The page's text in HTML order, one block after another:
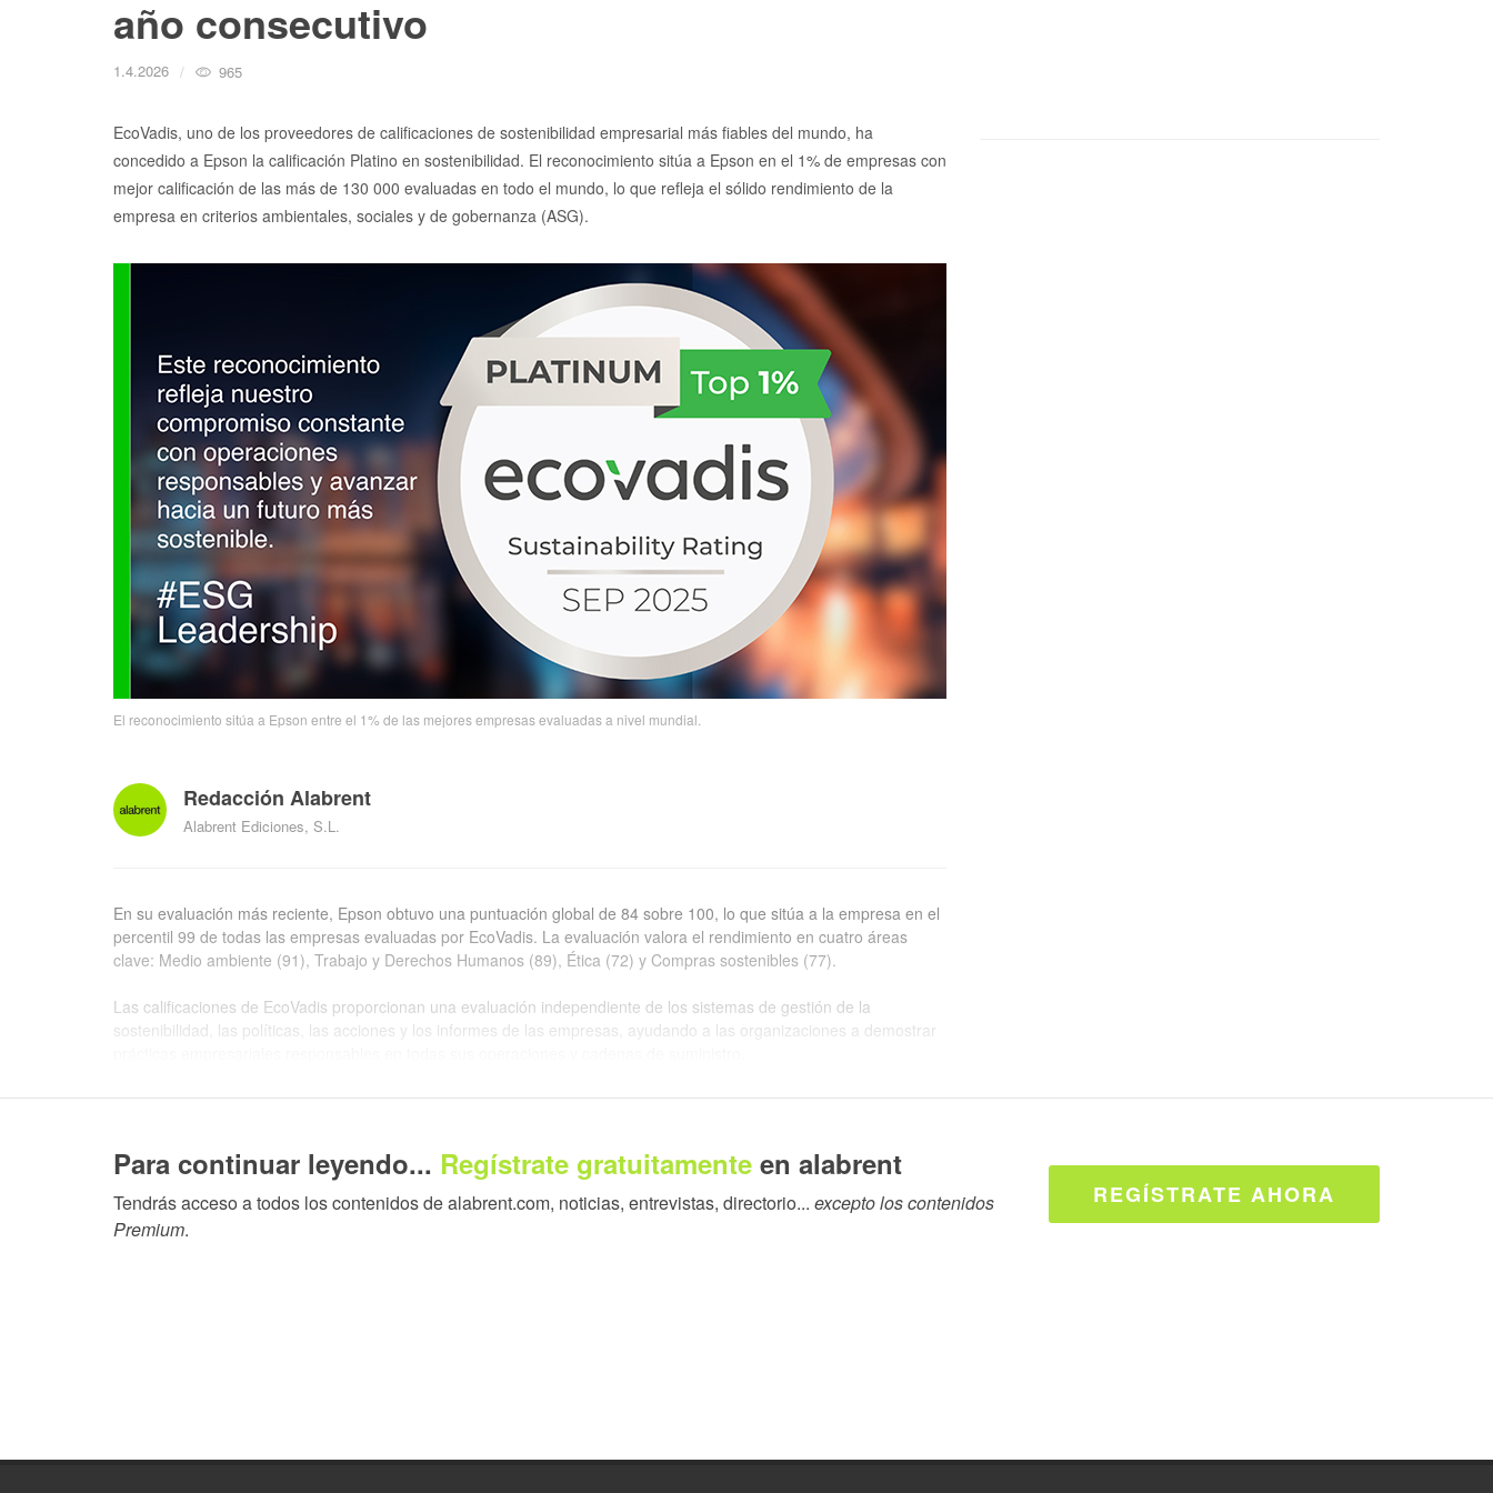
año consecutivo
1.4.2026 965
EcoVadis, uno de los proveedores de calificaciones de sostenibilidad empresarial más fiables del mundo, ha
concedido a Epson la calificación Platino en sostenibilidad. El reconocimiento sitúa a Epson en el 1% de empresas con
mejor calificación de las más de 130 000 evaluadas en todo el mundo, lo que refleja el sólido rendimiento de la
empresa en criterios ambientales, sociales y de gobernanza (ASG).
El reconocimiento sitúa a Epson entre el 1% de las mejores empresas evaluadas a nivel mundial.
Redacción Alabrent
Alabrent Ediciones, S.L.
En su evaluación más reciente, Epson obtuvo una puntuación global de 84 sobre 100, lo que sitúa a la empresa en el
percentil 99 de todas las empresas evaluadas por EcoVadis. La evaluación valora el rendimiento en cuatro áreas
clave: Medio ambiente (91), Trabajo y Derechos Humanos (89), Ética (72) y Compras sostenibles (77).
Las calificaciones de EcoVadis proporcionan una evaluación independiente de los sistemas de gestión de la
sostenibilidad, las políticas, las acciones y los informes de las empresas, ayudando a las organizaciones a demostrar
Para Takanori Inaho, Presidente de Epson Europe, "Alcanzar una vez más la categoría Platino de EcoVadis es un
diseñamos productos, gestionamos nuestro negocio y nos relacionamos con nuestros partners y clientes."
La estrategia de sostenibilidad de Epson se guía por su Visión Medioambiental 2050, cuyo objetivo es que la empresa
llegue a ser carbono negativa y libre de recursos del subsuelo. Mediante la innovación continua y las mejoras
Para continuar leyendo... Regístrate gratuitamente en alabrent
Tendrás acceso a todos los contenidos de alabrent.com, noticias, entrevistas, directorio... excepto los contenidos
Premium.
REGÍSTRATE AHORA